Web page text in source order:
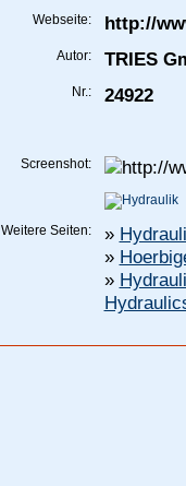
Webseite: http://
Autor: TRIES
Nr.: 24922
Screenshot:
Weitere Seiten: »
»
»